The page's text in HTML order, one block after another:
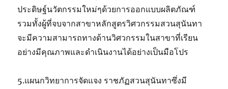
ประดิษฐ์นวัตกรรมใหม่ๆด้วยการออกแบบผลิตภัณฑ์
รวมทั้งผู้ที่จบจากสาขาหลักสูตรวิศวกรรมสวนสุนันทา
จะมีความสามารถทางด้านวิศวกรรมในสาขาที่เรียน
อย่างมีคุณภาพและดำเนินงานได้อย่างเป็นมือโปร
5.แผนกวิทยาการจัดแจง ราชภัฏสวนสุนันทาซึ่งมี